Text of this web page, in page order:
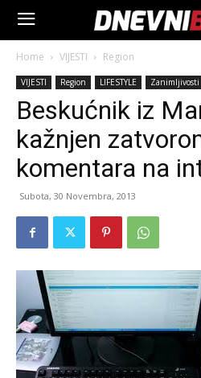
Home VIJESTI Region
VIJESTI Region LIFESTYLE Zanimljivosti
Beskućnik iz
kažnjen
komentara na
Subota, 30 Novembra, 2013